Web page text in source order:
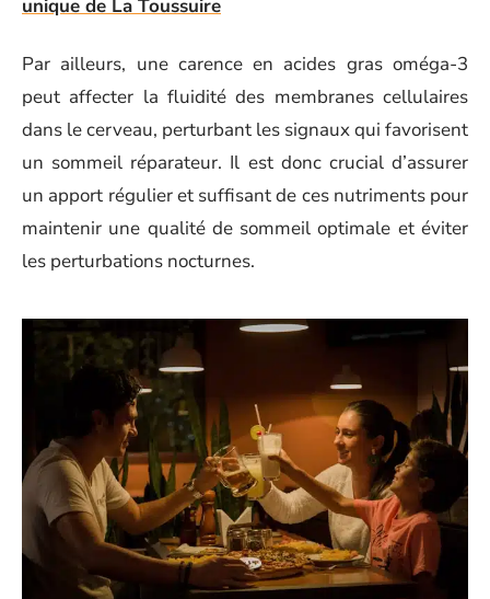
unique de La Toussuire
Par ailleurs, une carence en acides gras oméga-3
peut affecter la fluidité des membranes cellulaires
dans le cerveau, perturbant les signaux qui favorisent
un sommeil réparateur. Il est donc crucial d’assurer
un apport régulier et suffisant de ces nutriments pour
maintenir une qualité de sommeil optimale et éviter
les perturbations nocturnes.